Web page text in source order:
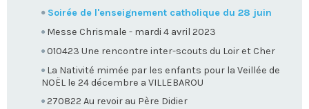
Soirée de l'enseignement catholique du 28 juin
Messe Chrismale - mardi 4 avril 2023
010423 Une rencontre inter-scouts du Loir et Cher
La Nativité mimée par les enfants pour la Veillée de
NOËL le 24 décembre a VILLEBAROU
270822 Au revoir au Père Didier